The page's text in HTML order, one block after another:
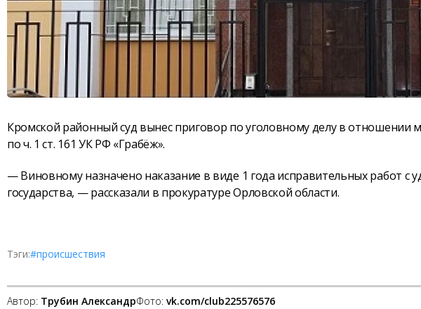
Кромской районный суд вынес приговор по уголовному делу в отношении
по ч. 1 ст. 161 УК РФ «Грабёж».
— Виновному назначено наказание в виде 1 года исправительных работ с
государства, — рассказали в прокуратуре Орловской области.
Тэги:#происшествия
Автор: Трубин АлександрФото: vk.com/club225576576